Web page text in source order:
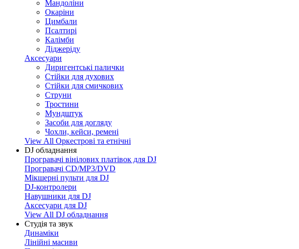
Мандоліни
Окаріни
Цимбали
Псалтирі
Калімби
Діджеріду
Аксесуари
Диригентські палички
Стійки для духових
Стійки для смичкових
Струни
Тростини
Мундштук
Засоби для догляду
Чохли, кейси, ремені
View All Оркестрові та етнічні
DJ обладнання
Програвачі вінілових платівок для DJ
Програвачі CD/MP3/DVD
Мікшерні пульти для DJ
DJ-контролери
Навушники для DJ
Аксесуари для DJ
View All DJ обладнання
Студія та звук
Динаміки
Лінійні масиви